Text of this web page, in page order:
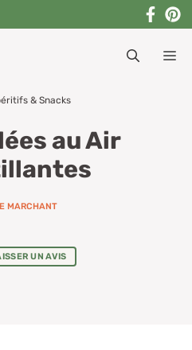
& Snacks
au Air
MARCHANT
UN AVIS